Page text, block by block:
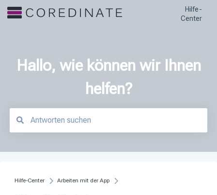
Hilfe-
Center
Hallo, wie können wir Ihnen
helfen?
Hilfe-Center Arbeiten mit der App